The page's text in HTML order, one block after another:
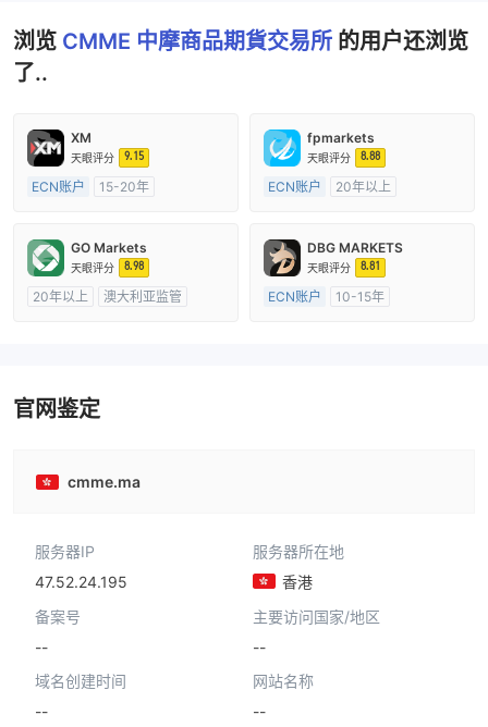
浏览 CMME 中摩商品期貨交易所 的用户还浏览
了..
XM
天眼评分 9.15
ECN账户
15-20年
主标MT4
fpmarkets
天眼评分 8.88
ECN账户
20年以上
主标MT4
GO Markets
天眼评分 8.98
20年以上
澳大利亚监管
DBG MARKETS
天眼评分 8.81
ECN账户
10-15年
官网鉴定
cmme.ma
服务器IP
47.52.24.195
服务器所在地
香港
备案号
--
主要访问国家/地区
--
域名创建时间
--
网站名称
--